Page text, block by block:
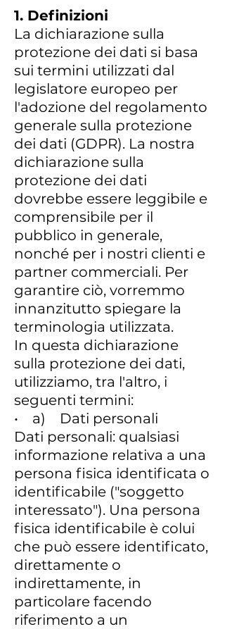
1. Definizioni
La dichiarazione sulla
protezione dei dati si basa
sui termini utilizzati dal
legislatore europeo per
l'adozione del regolamento
generale sulla protezione
dei dati (GDPR). La nostra
dichiarazione sulla
protezione dei dati
dovrebbe essere leggibile e
comprensibile per il
pubblico in generale,
nonché per i nostri clienti e
partner commerciali. Per
garantire ciò, vorremmo
innanzitutto spiegare la
terminologia utilizzata.
In questa dichiarazione
sulla protezione dei dati,
utilizziamo, tra l'altro, i
seguenti termini:
• a) Dati personali
Dati personali: qualsiasi
informazione relativa a una
persona fisica identificata o
identificabile ("soggetto
interessato"). Una persona
fisica identificabile è colui
che può essere identificato,
direttamente o
indirettamente, in
particolare facendo
riferimento a un